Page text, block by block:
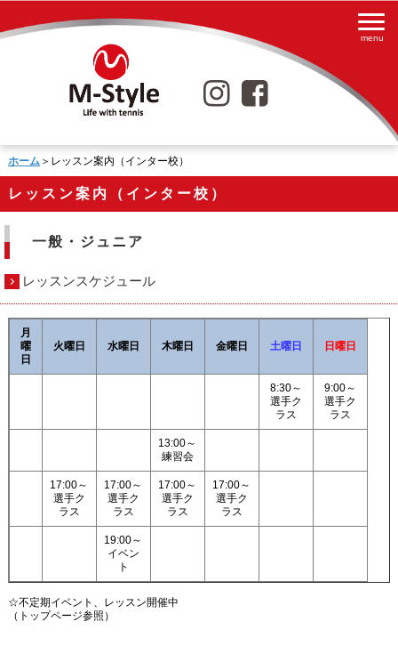
ホーム＞レッスン案内（インター校）
レッスン案内（インター校）
一般・ジュニア
レッスンスケジュール
月
曜
日
火曜日 水曜日 木曜日 金曜日 土曜日 日曜日
8:30～
選手ク
ラス
9:00～
選手ク
ラス
13:00～
練習会
17:00～
選手ク
ラス
17:00～
選手ク
ラス
17:00～
選手ク
ラス
17:00～
選手ク
ラス
19:00～
イベン
ト
☆不定期イベント、レッスン開催中
（トップページ参照）